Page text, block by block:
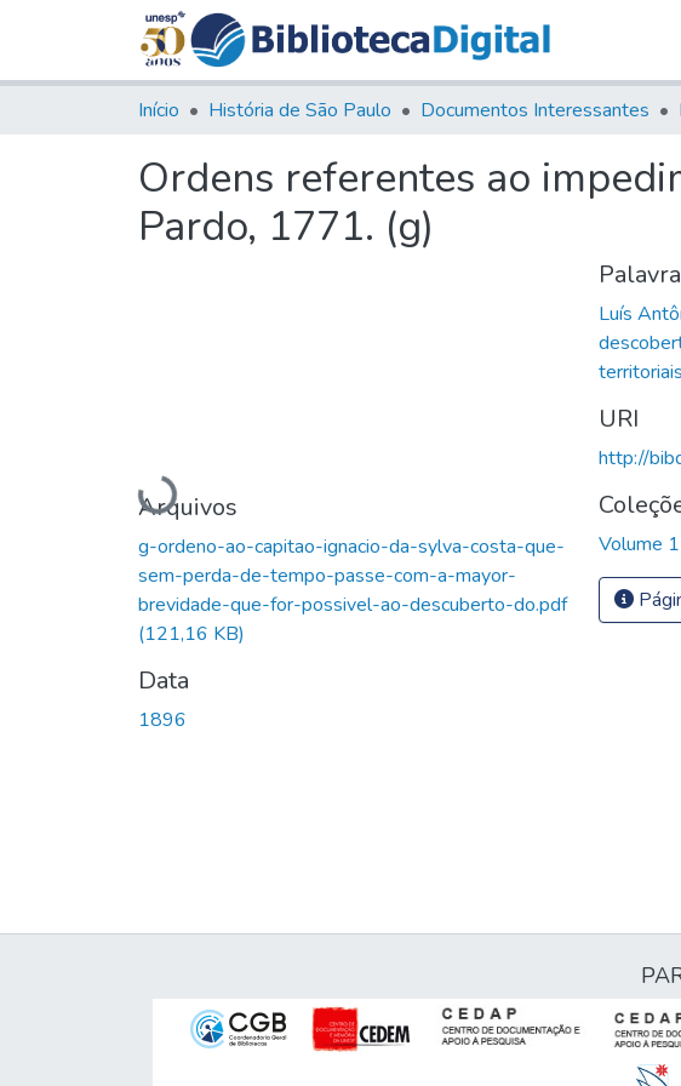
Início História de São Paulo Documentos Interessantes
Ordens referentes ao
Pardo, 1771. (g)
Carregando...
Arquivos
g-ordeno-ao-capitao-ignacio-da-sylva-costa-que-
sem-perda-de-tempo-passe-com-a-mayor-
brevidade-que-for-possivel-ao-descuberto-do.pdf
(121,16 KB)
Data
1896
Luís
territoriais
URI
http://
Volume